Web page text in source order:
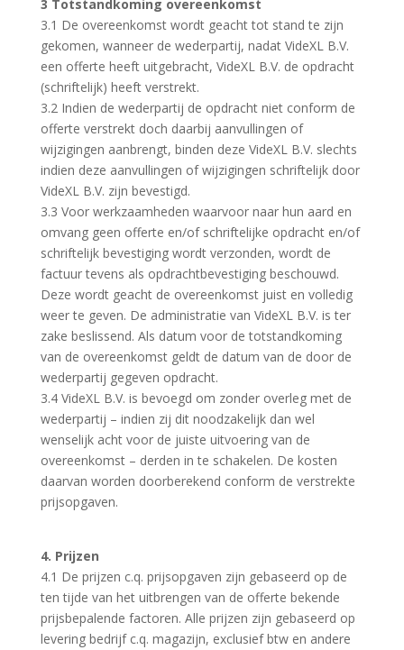
3 Totstandkoming overeenkomst
3.1 De overeenkomst wordt geacht tot stand te zijn
gekomen, wanneer de wederpartij, nadat VideXL B.V.
een offerte heeft uitgebracht, VideXL B.V. de opdracht
(schriftelijk) heeft verstrekt.
3.2 Indien de wederpartij de opdracht niet conform de
offerte verstrekt doch daarbij aanvullingen of
wijzigingen aanbrengt, binden deze VideXL B.V. slechts
indien deze aanvullingen of wijzigingen schriftelijk door
VideXL B.V. zijn bevestigd.
3.3 Voor werkzaamheden waarvoor naar hun aard en
omvang geen offerte en/of schriftelijke opdracht en/of
schriftelijk bevestiging wordt verzonden, wordt de
factuur tevens als opdrachtbevestiging beschouwd.
Deze wordt geacht de overeenkomst juist en volledig
weer te geven. De administratie van VideXL B.V. is ter
zake beslissend. Als datum voor de totstandkoming
van de overeenkomst geldt de datum van de door de
wederpartij gegeven opdracht.
3.4 VideXL B.V. is bevoegd om zonder overleg met de
wederpartij – indien zij dit noodzakelijk dan wel
wenselijk acht voor de juiste uitvoering van de
overeenkomst – derden in te schakelen. De kosten
daarvan worden doorberekend conform de verstrekte
prijsopgaven.
4. Prijzen
4.1 De prijzen c.q. prijsopgaven zijn gebaseerd op de
ten tijde van het uitbrengen van de offerte bekende
prijsbepalende factoren. Alle prijzen zijn gebaseerd op
levering bedrijf c.q. magazijn, exclusief btw en andere